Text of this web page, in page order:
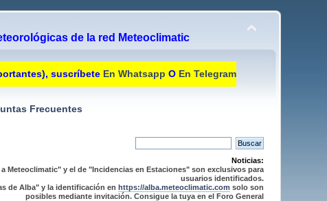
de la red Meteoclimatic
suscríbete En Whatsapp O En Telegram
Frecuentes
Noticias:
Meteoclimatic" y el de "Incidencias en Estaciones" son exclusivos para
usuarios identificados.
de Alba" y la identificación en https://alba.meteoclimatic.com solo son
posibles mediante invitación. Consigue la tuya en el Foro General